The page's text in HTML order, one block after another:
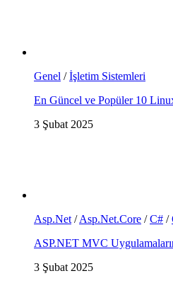
Genel /İşletim Sistemleri
En Güncel ve Popüler 10 Linux
3 Şubat 2025
Asp.Net /Asp.Net.Core /C# /
ASP.NET MVC
3 Şubat 2025